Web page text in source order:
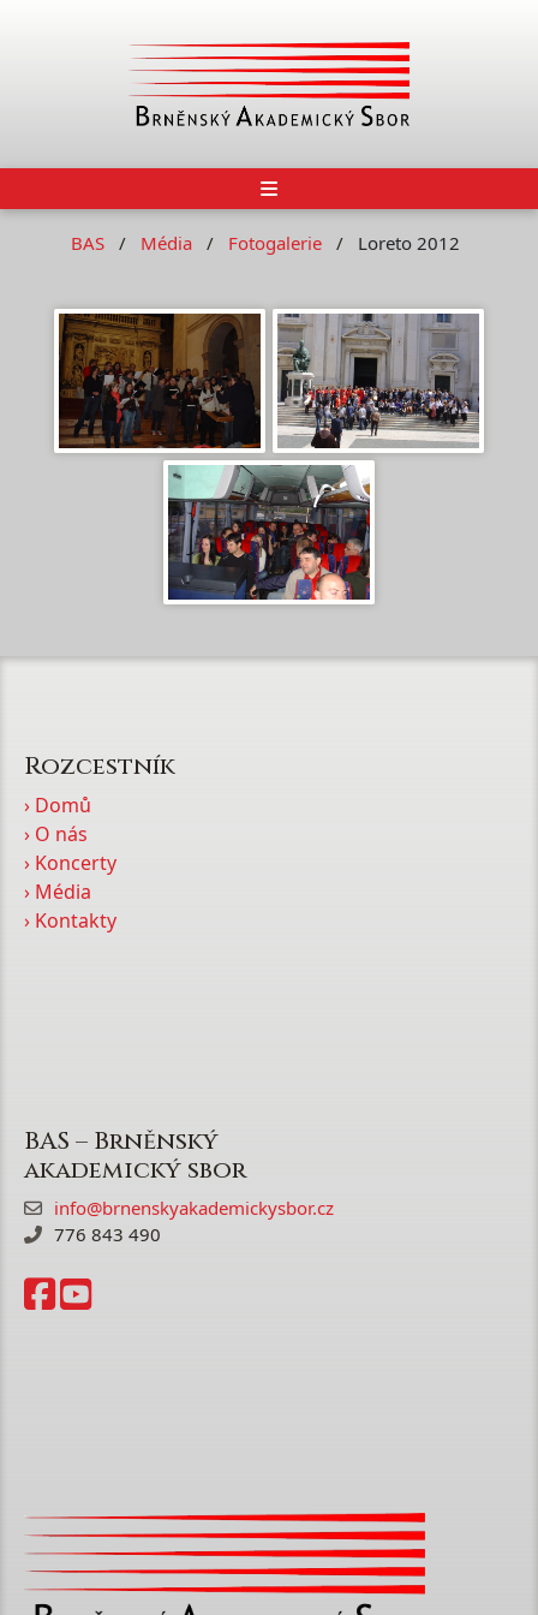
BAS Média Fotogalerie Loreto 2012
Rozcestník
› Domů
› O nás
› Koncerty
› Média
› Kontakty
BAS – Brněnský
akademický sbor
info@brnenskyakademickysbor.cz
776 843 490